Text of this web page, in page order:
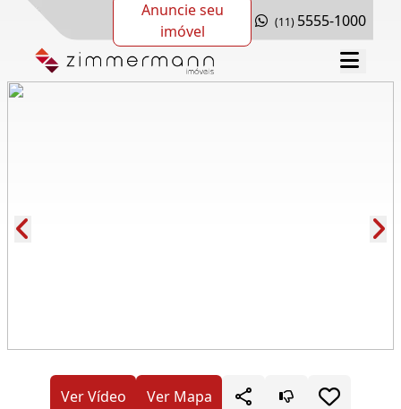
Anuncie seu
imóvel
(11) 5555-1000
Ver Vídeo
Ver Mapa